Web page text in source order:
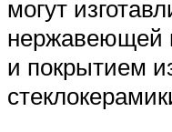
могут
нержавеющей
и покрытием